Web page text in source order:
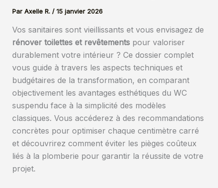
Par Axelle R. / 15 janvier 2026
Vos sanitaires sont vieillissants et vous envisagez de
rénover toilettes et revêtementspour valoriser
durablement votre intérieur ? Ce dossier complet
vous guide à travers les aspects techniques et
budgétaires de la transformation, en comparant
objectivement les avantages esthétiques du WC
suspendu face à la simplicité des modèles
classiques. Vous accéderez à des recommandations
concrètes pour optimiser chaque centimètre carré
et découvrirez comment éviter les pièges coûteux
liés à la plomberie pour garantir la réussite de votre
projet.